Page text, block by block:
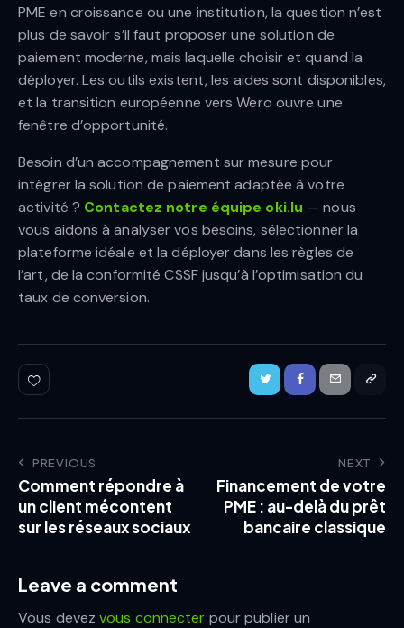
PME en croissance ou une institution, la question n’est
plus de savoir s’il faut proposer une solution de
paiement moderne, mais laquelle choisir et quand la
déployer. Les outils existent, les aides sont disponibles,
et la transition européenne vers Wero ouvre une
fenêtre d’opportunité.
Besoin d’un accompagnement sur mesure pour
intégrer la solution de paiement adaptée à votre
activité ? Contactez notre équipe oki.lu — nous
vous aidons à analyser vos besoins, sélectionner la
plateforme idéale et la déployer dans les règles de
l’art, de la conformité CSSF jusqu’à l’optimisation du
taux de conversion.
PREVIOUS
Comment répondre à
un client mécontent
sur les réseaux sociaux
NEXT
Financement de votre
PME : au-delà du prêt
bancaire classique
Leave a comment
Vous devezvous connecter pour publier un